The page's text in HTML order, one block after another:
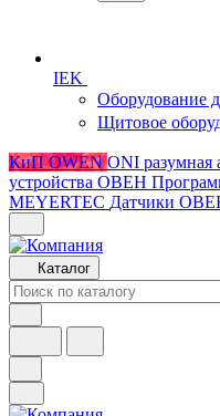
IEK
Оборудование
Щитовое
КиП OWEN ONI разумная
устройства ОВЕН
MEYERTEC Датчики
Каталог